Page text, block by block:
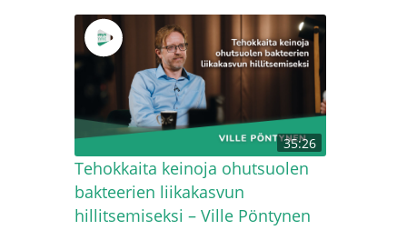
35:26
Tehokkaita keinoja ohutsuolen
bakteerien liikakasvun
hillitsemiseksi – Ville Pöntynen